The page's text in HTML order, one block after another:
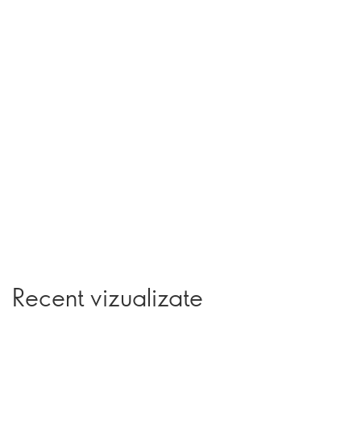
Recent vizualizate